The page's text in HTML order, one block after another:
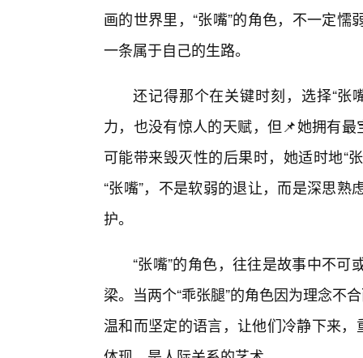
画的世界里，“张嘴”的角色，不一定
一条属于自己的生路。
还记得那个在关键时刻，选择“张
力，也没有惊人的天赋，但📌她拥有
可能带来毁灭性的后果时，她适时地“
“张嘴”，不是软弱的退让，而是深思
护。
“张嘴”的角色，往往是故事中不
梁。当两个“乖张腿”的角色因为理念不
温和而坚定的语言，让他们冷静下来